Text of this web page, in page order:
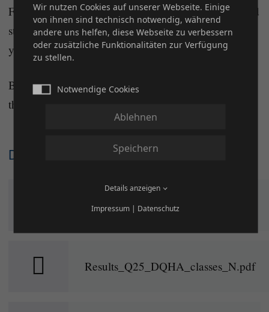
Follow the exciting progress of the championship and
stay up to date! Be sure to check back regularly so
you don’t miss any updates.
Best of luck to all participants, and here’s to more
thrilling competitions ahead!
Dateien
Results_Q25_AQHA_classes_N.pdf
Results_Q25_DQHA_classes_N.pdf
Wir nutzen Cookies auf unserer Webseite. Einige
von ihnen sind technisch notwendig, während
andere uns helfen, diese Webseite zu verbessern
oder zusätzliche Funktionalitäten zur Verfügung
zu stellen.
Notwendige Cookies
Ablehnen
Speichern
Details anzeigen
Impressum | Datenschutz